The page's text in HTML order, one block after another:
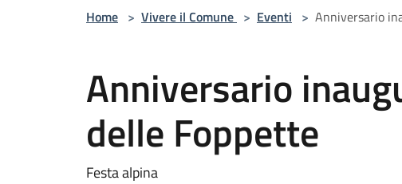
Home > Vivere il Comune > Eventi > Anniversario
Anniversario
delle Foppette
Festa alpina